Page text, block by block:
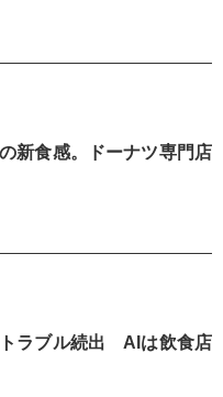
新食感。ドーナツ専門店
トラブル続出 AIは飲食店